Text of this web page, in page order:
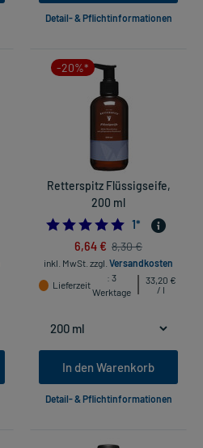
Detail- & Pflichtinformationen
-20%*
Retterspitz Flüssigseife,
200 ml
5.0
1*
6,64 € 8,30 €
inkl. MwSt. zzgl. Versandkosten
Lieferzeit
: 3
Werktage
33,20 €
/ l
In den Warenkorb
Detail- & Pflichtinformationen